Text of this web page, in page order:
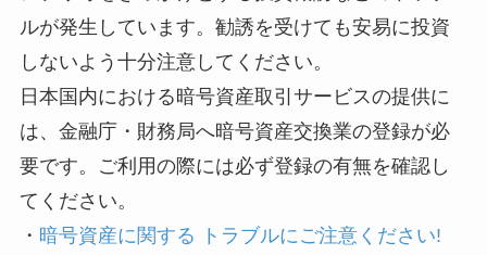
ルが発生しています。勧誘を受けても安易に投資
しないよう十分注意してください。
日本国内における暗号資産取引サービスの提供に
は、金融庁・財務局へ暗号資産交換業の登録が必
要です。ご利用の際には必ず登録の有無を確認し
てください。
・ 暗号資産に関する トラブルにご注意ください!